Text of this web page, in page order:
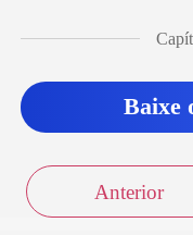
Baixe
Anterior